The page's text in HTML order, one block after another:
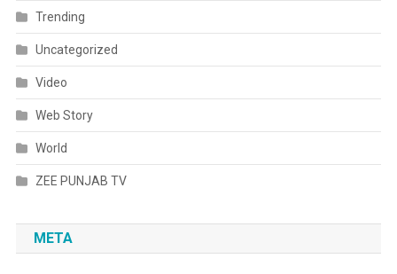
Trending
Uncategorized
Video
Web Story
World
ZEE PUNJAB TV
META